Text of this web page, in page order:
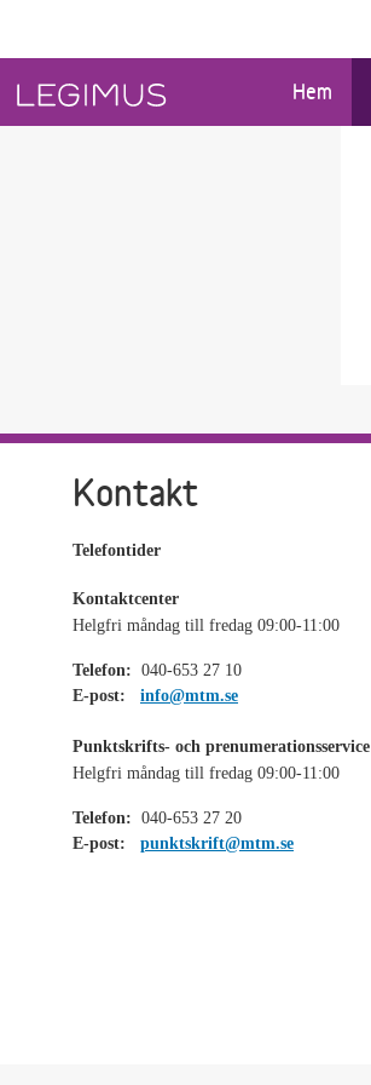
Hem
Kontakt
Telefontider
Kontaktcenter
Helgfri måndag till fredag 09:00-11:00
Telefon: 040-653 27 10
E-post:
info@mtm.se
Punktskrifts- och prenumerationsservice
Helgfri måndag till fredag 09:00-11:00
Telefon: 040-653 27 20
E-post:
punktskrift@mtm.se